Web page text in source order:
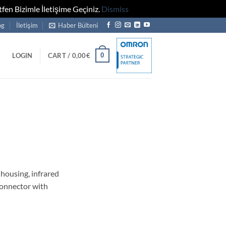
Bizimle İletişime Geçiniz. Dismiss
İletişim Haber Bülteni
LOGIN CART / 0,00€ 0
infrared
with